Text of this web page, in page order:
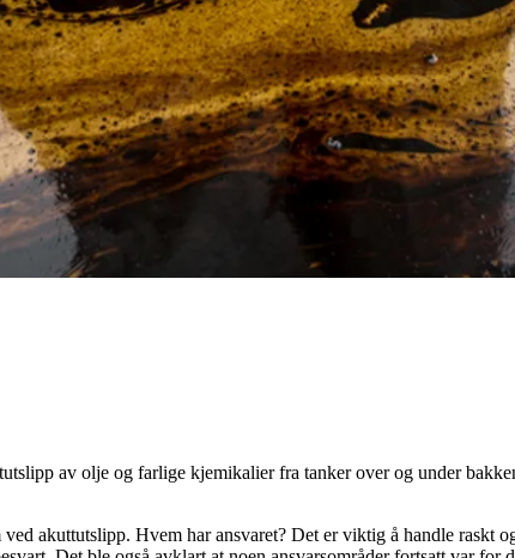
av olje og farlige kjemikalier fra tanker over og under
akuttutslipp. Hvem har ansvaret? Det er viktig å handle raskt